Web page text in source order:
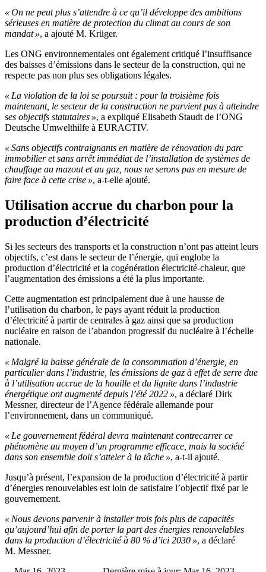
« On ne peut plus s’attendre à ce qu’il développe des ambitions
sérieuses en matière de protection du climat au cours de son
mandat », a ajouté M. Krüger.
Les ONG environnementales ont également critiqué l’insuffisance
des baisses d’émissions dans le secteur de la construction, qui ne
respecte pas non plus ses obligations légales.
« La violation de la loi se poursuit : pour la troisième fois
maintenant, le secteur de la construction ne parvient pas à atteindre
ses objectifs statutaires », a expliqué Elisabeth Staudt de l’ONG
Deutsche Umwelthilfe à EURACTIV.
« Sans objectifs contraignants en matière de rénovation du parc
immobilier et sans arrêt immédiat de l’installation de systèmes de
chauffage au mazout et au gaz, nous ne serons pas en mesure de
faire face à cette crise », a-t-elle ajouté.
Utilisation accrue du charbon pour la
production d’électricité
Si les secteurs des transports et la construction n’ont pas atteint leurs
objectifs, c’est dans le secteur de l’énergie, qui englobe la
production d’électricité et la cogénération électricité-chaleur, que
l’augmentation des émissions a été la plus importante.
Cette augmentation est principalement due à une hausse de
l’utilisation du charbon, le pays ayant réduit la production
d’électricité à partir de centrales à gaz ainsi que sa production
nucléaire en raison de l’abandon progressif du nucléaire à l’échelle
nationale.
« Malgré la baisse générale de la consommation d’énergie, en
particulier dans l’industrie, les émissions de gaz à effet de serre due
à l’utilisation accrue de la houille et du lignite dans l’industrie
énergétique ont augmenté depuis l’été 2022 », a déclaré Dirk
Messner, directeur de l’Agence fédérale allemande pour
l’environnement, dans un communiqué.
« Le gouvernement fédéral devra maintenant contrecarrer ce
phénomène au moyen d’un programme efficace, mais la société
dans son ensemble doit s’atteler à la tâche », a-t-il ajouté.
Jusqu’à présent, l’expansion de la production d’électricité à partir
d’énergies renouvelables est loin de satisfaire l’objectif fixé par le
gouvernement.
« Nous devons parvenir à installer trois fois plus de capacités
qu’aujourd’hui afin de porter la part des énergies renouvelables
dans la production d’électricité à 80 % d’ici 2030 », a déclaré
M. Messner.